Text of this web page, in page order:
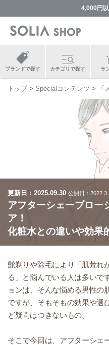
4,000円
ブランドで探す カテゴリで探す ラ
トップ Specialコンテンツ 「
更新日： 2025.09.30 公開日：
アフターシェーブロー
ア！
化粧水との違いや効果
髭剃りや除毛により「肌荒れ
る」と悩んでいる人は多いで
ョンは、そんな悩める男性の
ですが、そもそもの効果や選
ど疑問はつきないもの。
そこで今回は、アフターシェ